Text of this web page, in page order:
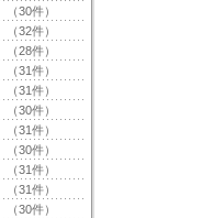
（30件）
（32件）
（28件）
（31件）
（31件）
（30件）
（31件）
（30件）
（31件）
（31件）
（30件）